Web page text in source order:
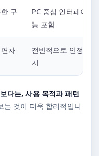
구
PC 중심 인터페이스,
능 포함
차
전반적으로 안정적
지
다는, 사용 목적과 패턴
는 것이 더욱 합리적입니